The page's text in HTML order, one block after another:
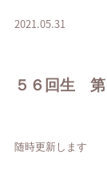
2021.05.31
５６回生
随時更新します